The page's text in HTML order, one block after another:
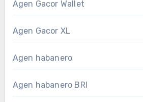
Agen Gacor Wallet
Agen Gacor XL
Agen habanero
Agen habanero BRI